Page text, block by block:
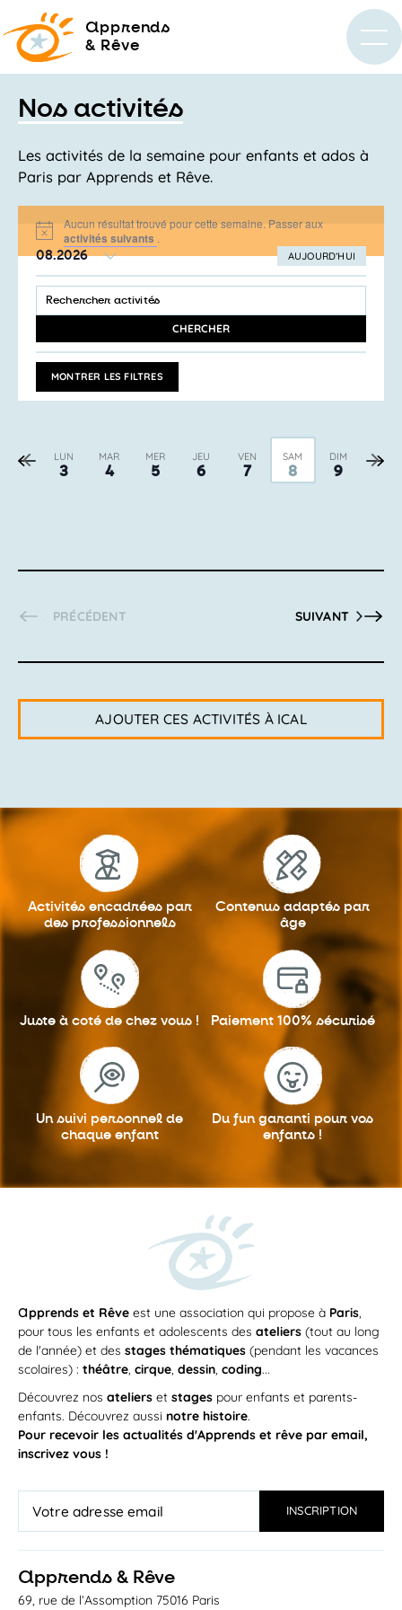
apprends
& Rêve
Nos activités
Les activités de la semaine pour enfants et ados à
Paris par Apprends et Rêve.
Notice
Aucun résultat trouvé pour cette semaine. Passer aux
activités suivants .
AUJOURD’HUI
08.2026
LA
DATE
Recherche
et
de
vues
Activités
SAISIR
MOT-
ACTIVITÉS
MOT-
CLÉ.
CHERCHER
MONTRER LES FILTRES
Semaine
précédente
LUN
3
MAR
4
MER
5
JEU
6
VEN
7
SAM
8
DIM
9
PRÉCÉDENT SUIVANT
AJOUTER CES ACTIVITÉS À ICAL
Activités encadrées par
des professionnels
Contenus adaptés par
âge
Juste à coté de chez vous ! Paiement 100% sécurisé
Un suivi personnel de
chaque enfant
Du fun garanti pour vos
enfants !
apprends et Rêve est une association qui propose à Paris,
pour tous les enfants et adolescents des ateliers (tout au long
de l'année) et des stages thématiques (pendant les vacances
scolaires) : théâtre, cirque, dessin, coding...
Découvrez nos ateliers et stages pour enfants et parents-
enfants. Découvrez aussi notre histoire.
Pour recevoir les actualités d'Apprends et rêve par email,
inscrivez vous !
apprends & Rêve
69, rue de l’Assomption 75016 Paris